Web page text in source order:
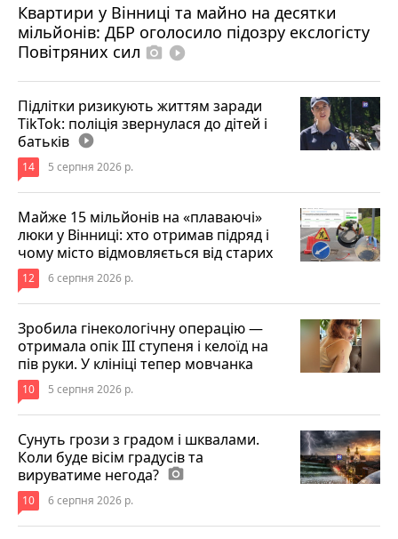
Квартири у Вінниці та майно на десятки
мільйонів: ДБР оголосило підозру екслогісту
Повітряних сил photo_camera play_circle_filled
6 серпня 2026 р.
Підлітки ризикують життям заради
TikTok: поліція звернулася до дітей і
батьків play_circle_filled
14 5 серпня 2026 р.
Майже 15 мільйонів на «плаваючі»
люки у Вінниці: хто отримав підряд і
чому місто відмовляється від старих
12 6 серпня 2026 р.
Зробила гінекологічну операцію —
отримала опік ІІІ ступеня і келоїд на
пів руки. У клініці тепер мовчанка
10 5 серпня 2026 р.
Сунуть грози з градом і шквалами.
Коли буде вісім градусів та
вируватиме негода? photo_camera
10 6 серпня 2026 р.